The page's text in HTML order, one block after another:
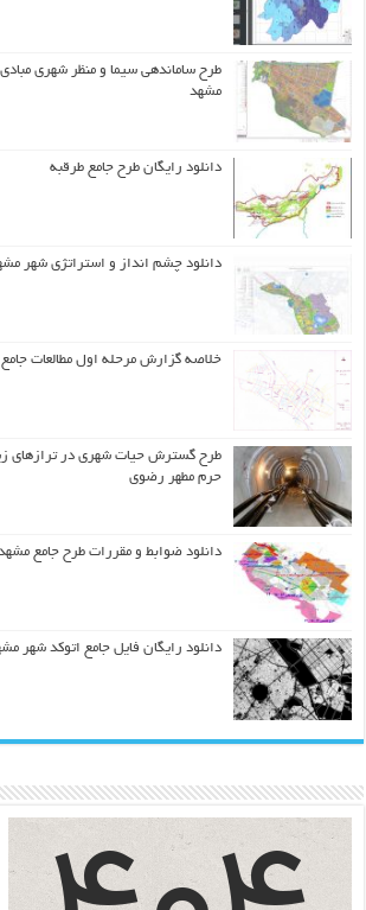
طرح ساماندهی سیما و منظر شهری
مشهد
دانلود رایگان طرح جامع طرقبه
دانلود چشم انداز و استراتژی شهر
خلاصه گزارش مرحله اول مطالعات
طرح گسترش حیات شهري در ترازهاي
حرم مطهر رضوي
دانلود ضوابط و مقررات طرح جامع
دانلود رایگان فایل جامع اتوکد شهر